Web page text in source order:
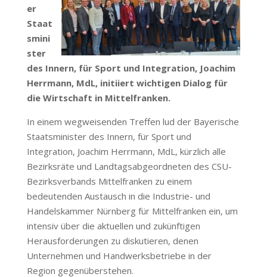
er
Staat
smini
ster
des Innern, für Sport und Integration, Joachim
Herrmann, MdL, initiiert wichtigen Dialog für
die Wirtschaft in Mittelfranken.
In einem wegweisenden Treffen lud der Bayerische
Staatsminister des Innern, für Sport und
Integration, Joachim Herrmann, MdL, kürzlich alle
Bezirksräte und Landtagsabgeordneten des CSU-
Bezirksverbands Mittelfranken zu einem
bedeutenden Austausch in die Industrie- und
Handelskammer Nürnberg für Mittelfranken ein, um
intensiv über die aktuellen und zukünftigen
Herausforderungen zu diskutieren, denen
Unternehmen und Handwerksbetriebe in der
Region gegenüberstehen.